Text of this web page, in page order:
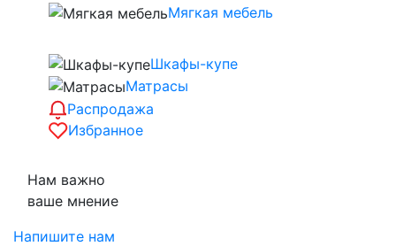
Мягкая мебель
Шкафы-купе
Матрасы
Распродажа
Избранное
Нам важно
ваше мнение
Напишите нам